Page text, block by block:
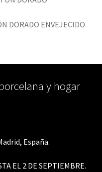
DORADO ENVEJECIDO
y hogar
España.
EL 2 DE SEPTIEMBRE.